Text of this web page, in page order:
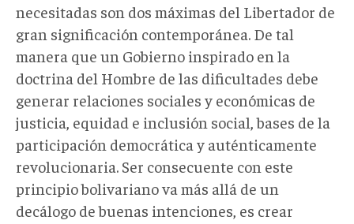
necesitadas son dos máximas del Libertador de
gran significación contemporánea. De tal
manera que un Gobierno inspirado en la
doctrina del Hombre de las dificultades debe
generar relaciones sociales y económicas de
justicia, equidad e inclusión social, bases de la
participación democrática y auténticamente
revolucionaria. Ser consecuente con este
principio bolivariano va más allá de un
decálogo de buenas intenciones, es crear